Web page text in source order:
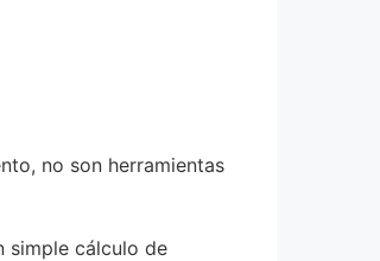
no son herramientas
simple cálculo de